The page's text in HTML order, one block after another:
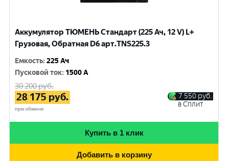
Аккумулятор ТЮМЕНЬ Стандарт (225 Ач, 12 V) L+
Грузовая, Обратная D6 арт.TNS225.3
Емкость:225 Ач
Пусковой ток: 1500 A
30 200руб.
28 175 руб.
при обмене
7 550 руб.
в Сплит
Купить в 1 клик
Добавить в корзину